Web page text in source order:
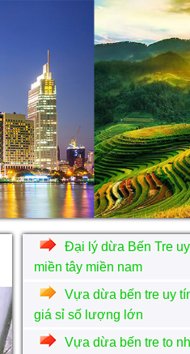
Đại lý dừa Bến Tre
miền tây miền nam
Vựa dừa bến tre uy
giá sỉ số lượng lớn
Vựa dừa bến tre to